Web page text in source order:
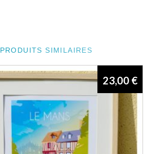
PRODUITS SIMILAIRES
23,00 €